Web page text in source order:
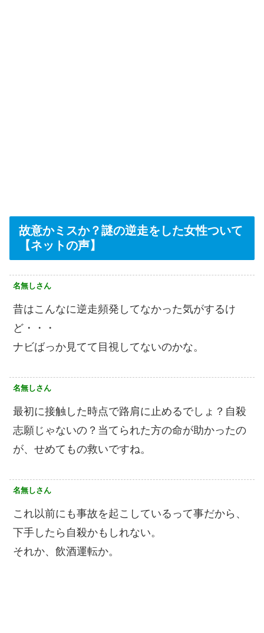
故意かミスか？謎の逆走をした女性ついて
【ネットの声】
名無しさん
昔はこんなに逆走頻発してなかった気がするけ
ど・・・
ナビばっか見てて目視してないのかな。
名無しさん
最初に接触した時点で路肩に止めるでしょ？自殺
志願じゃないの？当てられた方の命が助かったの
が、せめてもの救いですね。
名無しさん
これ以前にも事故を起こしているって事だから、
下手したら自殺かもしれない。
それか、飲酒運転か。